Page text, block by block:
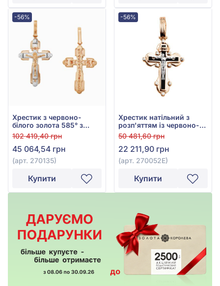
-56%
Хрестик з червоно-
білого золота 585° з
фіанітом, арт. 270135
102 419,40 грн
45 064,54 грн
(арт. 270135)
Купити
-56%
Хрестик натільний з
розп'яттям із червоно-
білого золота 585° з
чорною емаллю та
фіанітом, арт. 270052Е
50 481,60 грн
22 211,90 грн
(арт. 270052Е)
Купити